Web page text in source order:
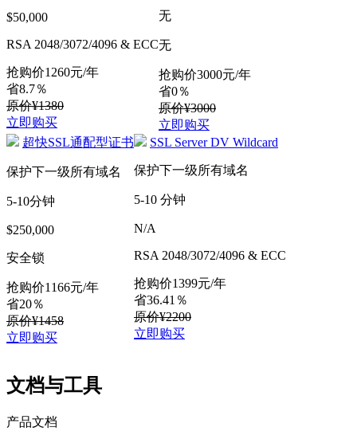
$50,000
RSA 2048/3072/4096 & ECC
抢购价1260元/年
省8.7％
原价¥1380
立即购买
无
无
抢购价3000元/年
省0％
原价¥3000
立即购买
超快SSL通配型证书
保护下一级所有域名
5-10分钟
$250,000
安全锁
抢购价1166元/年
省20％
原价¥1458
立即购买
SSL Server DV Wildcard
保护下一级所有域名
5-10 分钟
N/A
RSA 2048/3072/4096 & ECC
抢购价1399元/年
省36.41％
原价¥2200
立即购买
文档与工具
产品文档